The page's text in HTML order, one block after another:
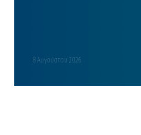
8 Αυγούστου 2026